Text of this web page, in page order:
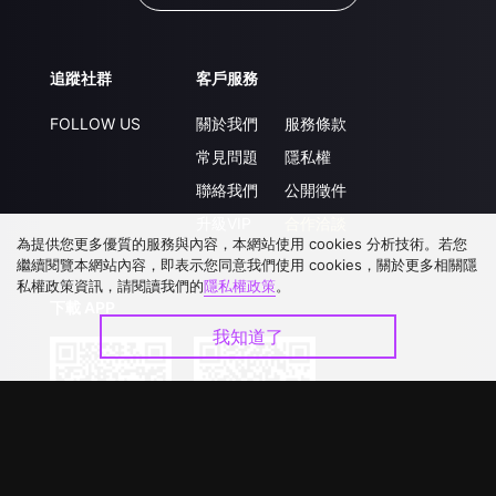
追蹤社群
FOLLOW US
客戶服務
關於我們
常見問題
聯絡我們
服務條款
隱私權
公開徵件
為提供您更多優質的服務與內容，本網站使用 cookies 分析技術。若您
繼續閱覽本網站內容，即表示您同意我們使用 cookies，關於更多相關隱
私權政策資訊，請閱讀我們的隱私權政策。
我知道了